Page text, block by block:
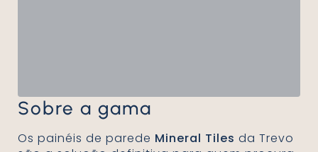
Sobre a gama
Os painéis de parede Mineral Tiles da Trevo